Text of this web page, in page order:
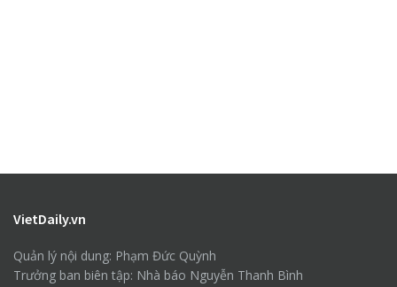
VietDaily.vn
Quản lý nội dung: Phạm Đức Quỳnh
Trưởng ban biên tập: Nhà báo Nguyễn Thanh Bình